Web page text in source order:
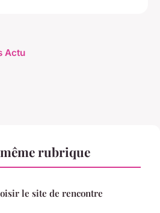
Actu
rubrique
le site de rencontre